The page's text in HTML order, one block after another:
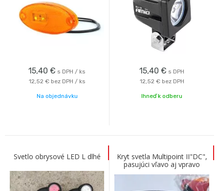
15,40 € s DPH / ks
12,52 € bez DPH / ks
Na objednávku
15,40 € s DPH
12,52 € bez DPH
Ihneď k odberu
Svetlo obrysové LED L dlhé
Kryt svetla Multipoint II"DC",
pasujúci vľavo aj vpravo